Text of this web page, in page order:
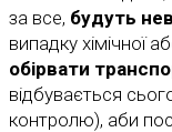
за все, будуть
випадку хімічної
обірвати
відбувається
контролю), аби